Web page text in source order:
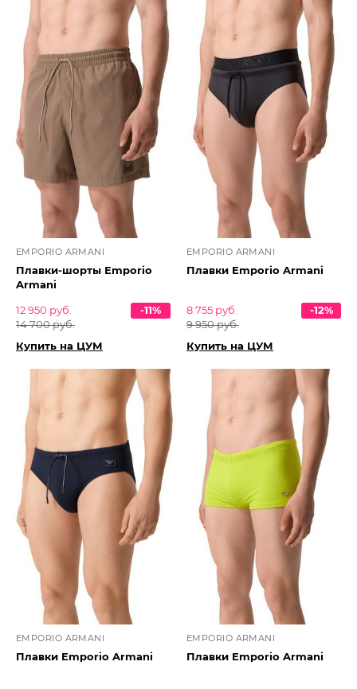
EMPORIO ARMANI
Плавки-шорты Emporio
Armani
12 950 руб.
14 700 руб.
-11%
Купить на ЦУМ
EMPORIO ARMANI
Плавки Emporio Armani
8 755 руб.
9 950 руб.
-12%
Купить на ЦУМ
EMPORIO ARMANI
Плавки Emporio Armani
EMPORIO ARMANI
Плавки Emporio Armani